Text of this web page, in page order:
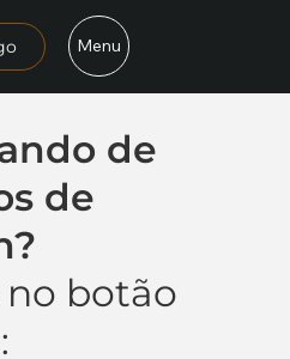
Menu
de
de
botão